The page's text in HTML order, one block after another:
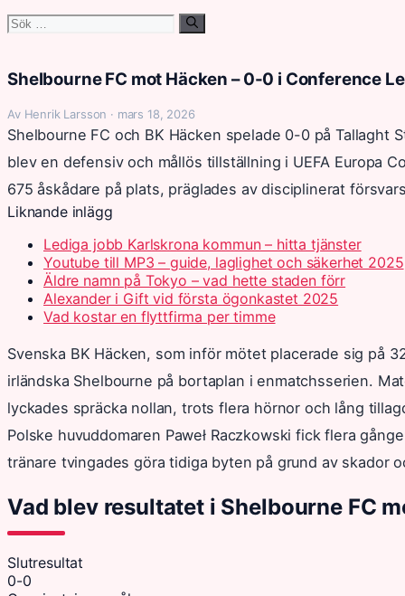
Sök
Shelbourne FC mot Häcken – 0-0 i Conference
Av Henrik Larsson · mars 18, 2026
Shelbourne FC och BK Häcken spelade 0-0 på Tallaght
blev en defensiv och mållös tillställning i UEFA Europa
675 åskådare på plats, präglades av disciplinerat
Liknande inlägg
Lediga jobb Karlskrona kommun – hitta tjänster
Youtube till MP3 – guide, laglighet och säkerhet 2025
Äldre namn på Tokyo – vad hette staden förr
Alexander i Gift vid första ögonkastet 2025
Vad kostar en flyttfirma per timme
Svenska BK Häcken, som inför mötet placerade sig på
irländska Shelbourne på bortaplan i enmatchsserien.
lyckades spräcka nollan, trots flera hörnor och lång
Polske huvuddomaren Paweł Raczkowski fick flera
tränare tvingades göra tidiga byten på grund av skador
Vad blev resultatet i Shelbourne FC
Slutresultat
0-0